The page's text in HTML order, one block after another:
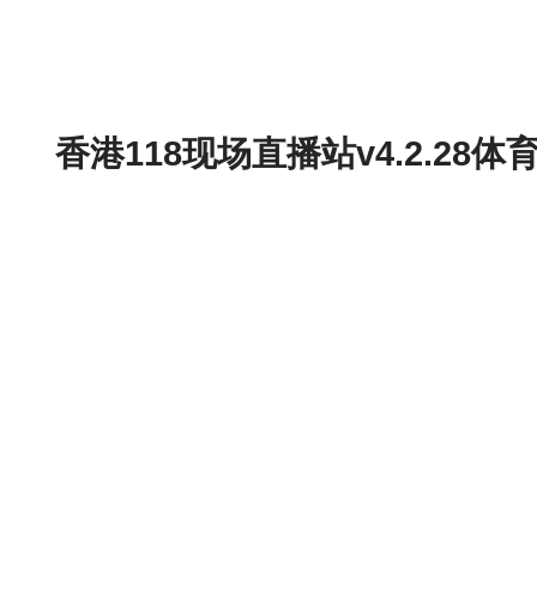
香港118现场直播站v4.2.28体